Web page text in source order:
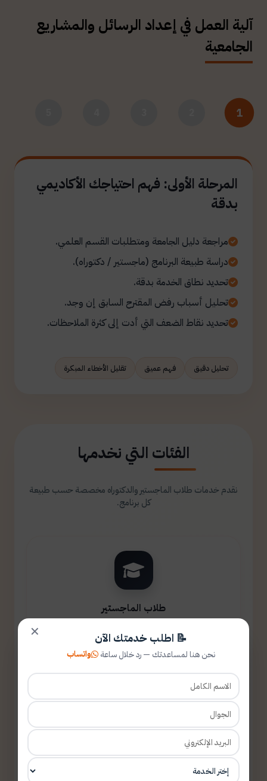
آلية العمل في إعداد الرسائل والمشاريع
الجامعية
1
المرحلة الأولى: فهم احتياجك الأكاديمي
بدقة
مراجعة دليل الجامعة ومتطلبات القسم العلمي.
دراسة طبيعة البرنامج (ماجستير / دكتوراه).
تحديد نطاق الخدمة بدقة.
تحليل أسباب رفض المقترح السابق إن وجد.
تحديد نقاط الضعف التي أدت إلى كثرة الملاحظات.
تحليل دقيق فهم عميق تقليل الأخطاء المبكرة
الفئات التي نخدمها
نقدم خدمات طلاب الماجستير والدكتوراه مخصصة حسب طبيعة
كل برنامج.
طلاب الماجستير
✕ 📝 اطلب خدمتك الآن
نحن هنا لمساعدتك — رد خلال ساعة واتساب